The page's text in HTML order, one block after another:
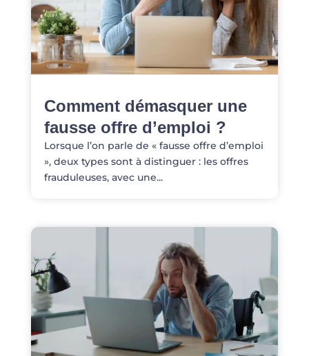
Comment démasquer une
fausse offre d’emploi ?
Lorsque l’on parle de « fausse offre d’emploi
», deux types sont à distinguer : les offres
frauduleuses, avec une...